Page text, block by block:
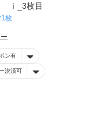
枚
ン有
決済可